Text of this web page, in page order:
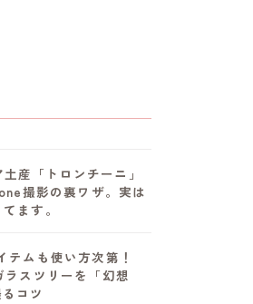
産「トロンチーニ」
撮影の裏ワザ。実は
ます。
テムも使い方次第！
ラスツリーを「幻想
コツ